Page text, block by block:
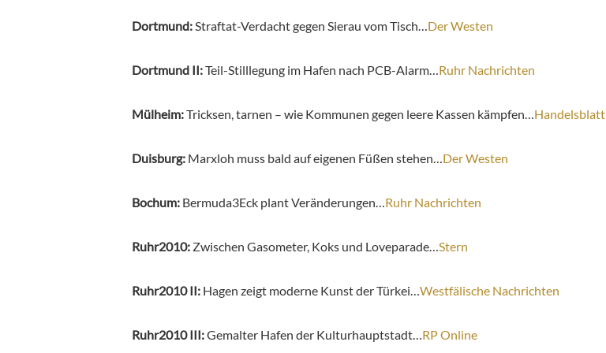
Dortmund: Straftat-Verdacht gegen Sierau vom Tisch… Der Westen
Dortmund II:Teil-Stilllegung im Hafen nach PCB-Alarm… Ruhr Nachrichten
Mülheim:Tricksen, tarnen – wie Kommunen gegen leere Kassen kämpfen… Handelsblatt
Duisburg: Marxloh muss bald auf eigenen Füßen stehen… Der Westen
Bochum: Bermuda3Eck plant Veränderungen… Ruhr Nachrichten
Ruhr2010: Zwischen Gasometer, Koks und Loveparade… Stern
Ruhr2010 II: Hagen zeigt moderne Kunst der Türkei… Westfälische Nachrichten
Ruhr2010 III:Gemalter Hafen der Kulturhauptstadt… RP Online